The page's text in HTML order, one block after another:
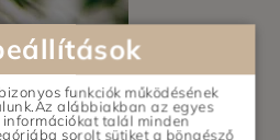
funkciók működésének
alábbiakban az egyes
talál minden
sorolt sütiket a böngésző